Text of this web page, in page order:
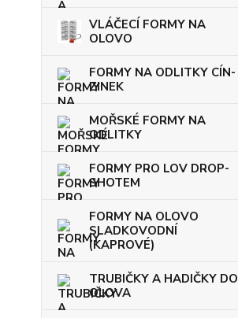
VLÁČECÍ FORMY NA
OLOVO
FORMY NA ODLITKY CÍN-
ZINEK
MOŘSKÉ FORMY NA
ODLITKY
FORMY PRO LOV DROP-
SHOTEM
FORMY NA OLOVO
SLADKOVODNÍ
(KAPROVÉ)
TRUBIČKY A HADIČKY DO
OLOVA